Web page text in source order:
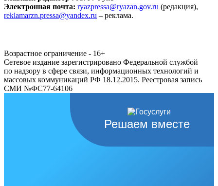
Электронная почта: ryazpressa@ryazan.gov.ru (редакция),
reklamarzn.pressa@yandex.ru – реклама.
Возрастное ограничение - 16+
Сетевое издание зарегистрировано Федеральной службой
по надзору в сфере связи, информационных технологий и
массовых коммуникаций РФ 18.12.2015. Реестровая запись
СМИ №ФС77-64106
Решаем вместе